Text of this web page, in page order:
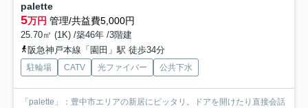
palette
5万円 管理/共益費5,000円
25.70㎡ (1K) /築46年 /3階建
阪急神戸本線「園田」駅 徒歩34分
駐輪場 CATV 光ファイバー 公共下水
「palette」：豊中市エリアの新居にピッタリ。ドアを開けたり直接会話